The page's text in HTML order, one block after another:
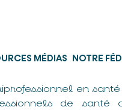
MÉDIAS NOTRE
en
de santé